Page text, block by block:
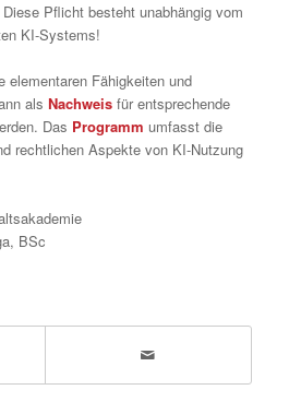
Pflicht besteht unabhängig vom
KI-Systems!
elementaren Fähigkeiten und
als Nachweisfür entsprechende
Das Programm umfasst die
rechtlichen Aspekte von KI-Nutzung
BSc